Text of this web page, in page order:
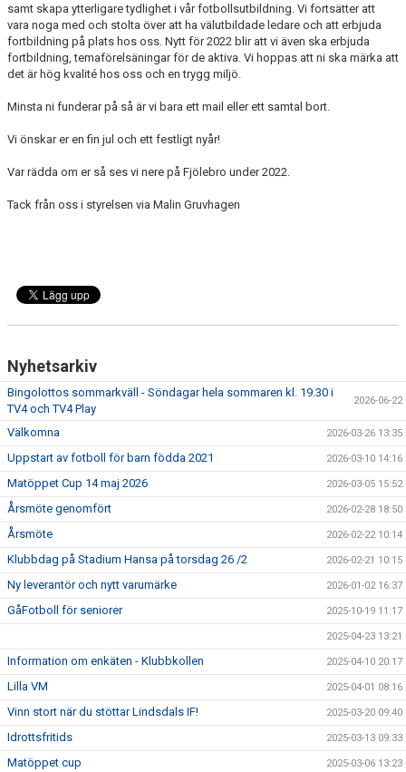
samt skapa ytterligare tydlighet i vår fotbollsutbildning. Vi fortsätter att
vara noga med och stolta över att ha välutbildade ledare och att erbjuda
fortbildning på plats hos oss. Nytt för 2022 blir att vi även ska erbjuda
fortbildning, temaförelsäningar för de aktiva. Vi hoppas att ni ska märka att
det är hög kvalité hos oss och en trygg miljö.
Minsta ni funderar på så är vi bara ett mail eller ett samtal bort.
Vi önskar er en fin jul och ett festligt nyår!
Var rädda om er så ses vi nere på Fjölebro under 2022.
Tack från oss i styrelsen via Malin Gruvhagen
Nyhetsarkiv
Bingolottos sommarkväll - Söndagar hela sommaren kl. 19.30 i
TV4 och TV4 Play
2026-06-22
Välkomna 2026-03-26 13:35
Uppstart av fotboll för barn födda 2021 2026-03-10 14:16
Matöppet Cup 14 maj 2026 2026-03-05 15:52
Årsmöte genomfört 2026-02-28 18:50
Årsmöte 2026-02-22 10:14
Klubbdag på Stadium Hansa på torsdag 26 /2 2026-02-21 10:15
Ny leverantör och nytt varumärke 2026-01-02 16:37
GåFotboll för seniorer 2025-10-19 11:17
2025-04-23 13:21
Information om enkäten - Klubbkollen 2025-04-10 20:17
Lilla VM 2025-04-01 08:16
Vinn stort när du stöttar Lindsdals IF! 2025-03-20 09:40
Idrottsfritids 2025-03-13 09:33
Matöppet cup 2025-03-06 13:23